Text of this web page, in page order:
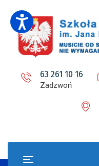
63 261 10 16
Zadzwoń